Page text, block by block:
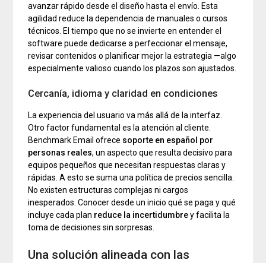
avanzar rápido desde el diseño hasta el envío. Esta
agilidad reduce la dependencia de manuales o cursos
técnicos. El tiempo que no se invierte en entender el
software puede dedicarse a perfeccionar el mensaje,
revisar contenidos o planificar mejor la estrategia —algo
especialmente valioso cuando los plazos son ajustados.
Cercanía, idioma y claridad en condiciones
La experiencia del usuario va más allá de la interfaz.
Otro factor fundamental es la atención al cliente.
Benchmark Email ofrece soporte en español por
personas reales, un aspecto que resulta decisivo para
equipos pequeños que necesitan respuestas claras y
rápidas. A esto se suma una política de precios sencilla.
No existen estructuras complejas ni cargos
inesperados. Conocer desde un inicio qué se paga y qué
incluye cada plan reduce la incertidumbrey facilita la
toma de decisiones sin sorpresas.
Una solución alineada con las